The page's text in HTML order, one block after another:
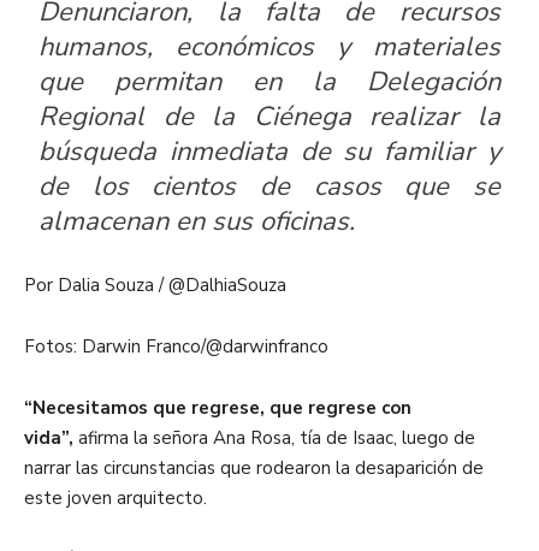
Denunciaron, la falta de recursos
humanos, económicos y materiales
que permitan en la Delegación
Regional de la Ciénega realizar la
búsqueda inmediata de su familiar y
de los cientos de casos que se
almacenan en sus oficinas.
Por Dalia Souza / @DalhiaSouza
Fotos: Darwin Franco/@darwinfranco
“Necesitamos que regrese, que regrese con
vida”, afirma la señora Ana Rosa, tía de Isaac, luego de
narrar las circunstancias que rodearon la desaparición de
este joven arquitecto.